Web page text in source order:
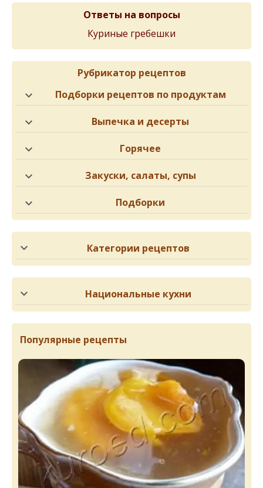
Ответы на вопросы
Куриные гребешки
Рубрикатор рецептов
Подборки рецептов по продуктам
Выпечка и десерты
Горячее
Закуски, салаты, супы
Подборки
Категории рецептов
Национальные кухни
Популярные рецепты